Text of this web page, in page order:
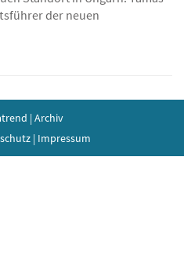
der neuen
| Archiv
| Impressum